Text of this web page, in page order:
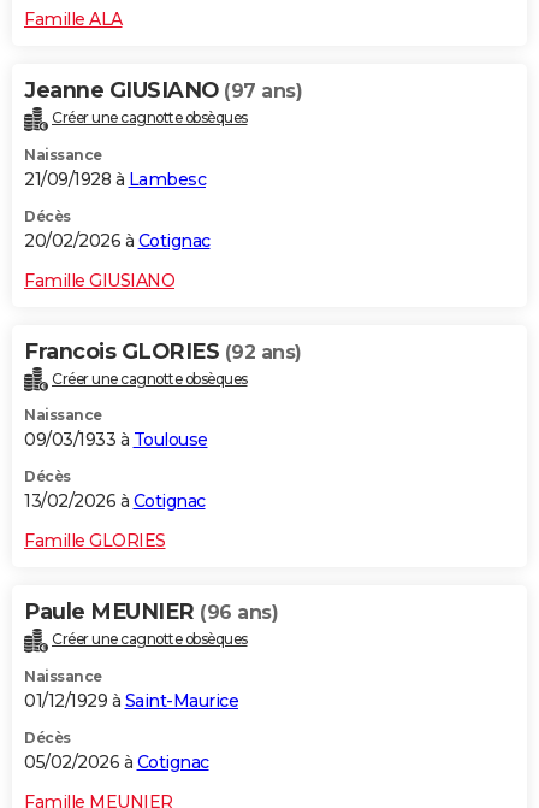
Famille ALA
Jeanne GIUSIANO (97 ans)
Créer une cagnotte obsèques
Naissance
21/09/1928 à Lambesc
Décès
20/02/2026 à Cotignac
Famille GIUSIANO
Francois GLORIES (92 ans)
Créer une cagnotte obsèques
Naissance
09/03/1933 à Toulouse
Décès
13/02/2026 à Cotignac
Famille GLORIES
Paule MEUNIER (96 ans)
Créer une cagnotte obsèques
Naissance
01/12/1929 à Saint-Maurice
Décès
05/02/2026 à Cotignac
Famille MEUNIER